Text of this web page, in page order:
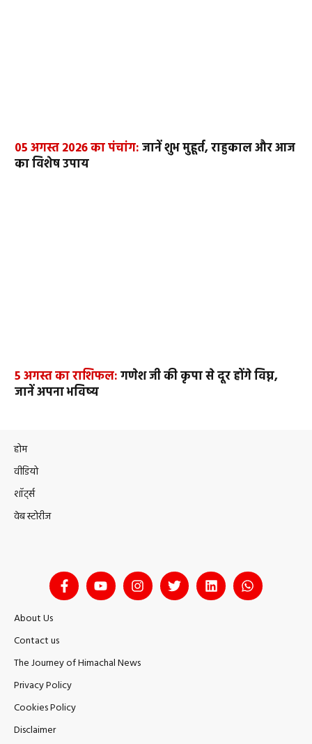
05 अगस्त 2026 का पंचांग:जानें शुभ मुहूर्त, राहुकाल और आज
का विशेष उपाय
5 अगस्त का राशिफल:गणेश जी की कृपा से दूर होंगे विघ्न,
जानें अपना भविष्य
होम
वीडियो
शॉर्ट्स
वेब स्टोरीज
About Us
Contact us
The Journey of Himachal News
Privacy Policy
Cookies Policy
Disclaimer